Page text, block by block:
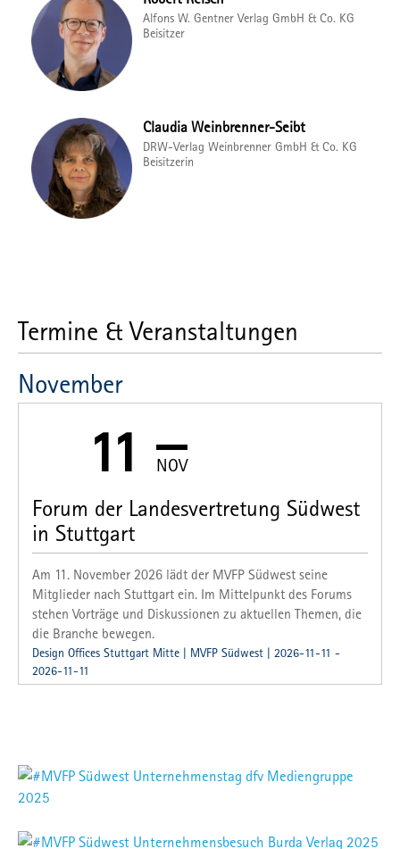
Alfons W. Gentner Verlag GmbH & Co. KG
Beisitzer
Claudia Weinbrenner-Seibt
DRW-Verlag Weinbrenner GmbH & Co. KG
Beisitzerin
Termine & Veranstaltungen
November
11 NOV
Forum der Landesvertretung Südwest
in Stuttgart
Am 11. November 2026 lädt der MVFP Südwest seine
Mitglieder nach Stuttgart ein. Im Mittelpunkt des Forums
stehen Vorträge und Diskussionen zu aktuellen Themen, die
die Branche bewegen.
Design Offices Stuttgart Mitte | MVFP Südwest | 2026-11-11 -
2026-11-11